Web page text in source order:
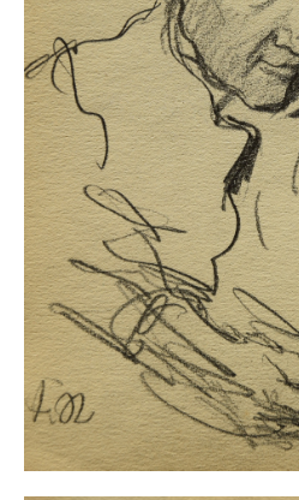
Norddeutsche
Süddeutsche Landschaft
Selbstbildnisse
Stillleben
Neues
Tägliche Dosis Kunst
Themenflyer
Themenflyer:
Themenflyer: Buch und